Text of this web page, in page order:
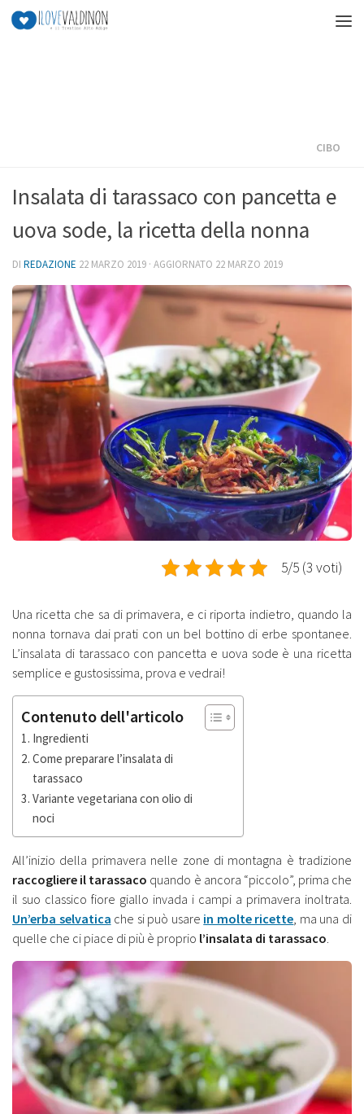
Salta al contenuto
CIBO
Insalata di tarassaco con pancetta e
uova sode, la ricetta della nonna
DI REDAZIONE 22 MARZO 2019 · AGGIORNATO 22 MARZO 2019
5/5 (3 voti)
Una ricetta che sa di primavera, e ci riporta indietro, quando la
nonna tornava dai prati con un bel bottino di erbe spontanee.
L’insalata di tarassaco con pancetta e uova sode è una ricetta
semplice e gustosissima, prova e vedrai!
Contenuto dell'articolo
Ingredienti
Come preparare l’insalata di
tarassaco
Variante vegetariana con olio di
noci
All’inizio della primavera nelle zone di montagna è tradizione
raccogliere il tarassaco quando è ancora “piccolo”, prima che
il suo classico fiore giallo invada i campi a primavera inoltrata.
Un’erba selvatica che si può usare in molte ricette, ma una di
quelle che ci piace di più è proprio l’insalata di tarassaco.